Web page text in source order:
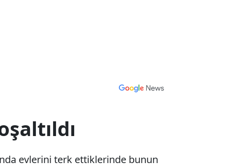
evlerini terk ettiklerinde bunun